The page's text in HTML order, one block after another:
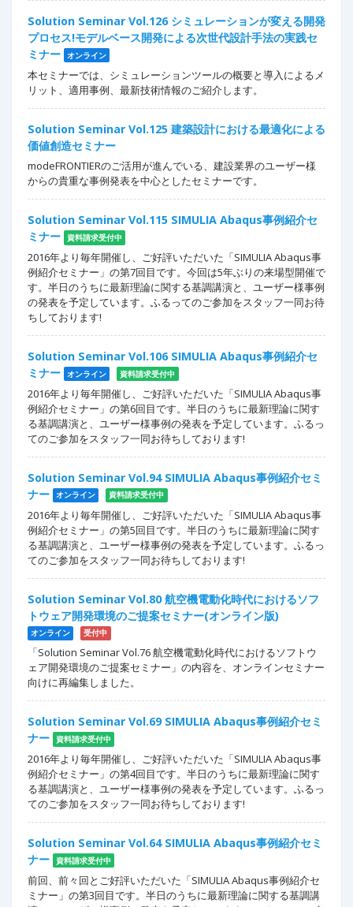
Solution Seminar Vol.126 シミュレーションが変える開発
プロセス!モデルベース開発による次世代設計手法の実践セ
ミナー
オンライン
本セミナーでは、シミュレーションツールの概要と導入によるメ
リット、適用事例、最新技術情報のご紹介します。
Solution Seminar Vol.125 建築設計における最適化による
価値創造セミナー
modeFRONTIERのご活用が進んでいる、建設業界のユーザー様
からの貴重な事例発表を中心としたセミナーです。
Solution Seminar Vol.115 SIMULIA Abaqus事例紹介セ
ミナー 資料請求受付中
2016年より毎年開催し、ご好評いただいた「SIMULIA Abaqus事
例紹介セミナー」の第7回目です。今回は5年ぶりの来場型開催で
す。半日のうちに最新理論に関する基調講演と、ユーザー様事例
の発表を予定しています。ふるってのご参加をスタッフ一同お待
ちしております!
Solution Seminar Vol.106 SIMULIA Abaqus事例紹介セ
ミナー
オンライン 資料請求受付中
2016年より毎年開催し、ご好評いただいた「SIMULIA Abaqus事
例紹介セミナー」の第6回目です。半日のうちに最新理論に関す
る基調講演と、ユーザー様事例の発表を予定しています。ふるっ
てのご参加をスタッフ一同お待ちしております!
Solution Seminar Vol.94 SIMULIA Abaqus事例紹介セミ
ナー オンライン 資料請求受付中
2016年より毎年開催し、ご好評いただいた「SIMULIA Abaqus事
例紹介セミナー」の第5回目です。半日のうちに最新理論に関す
る基調講演と、ユーザー様事例の発表を予定しています。ふるっ
てのご参加をスタッフ一同お待ちしております!
Solution Seminar Vol.80 航空機電動化時代におけるソフ
トウェア開発環境のご提案セミナー(オンライン版)
オンライン 受付中
「Solution Seminar Vol.76 航空機電動化時代におけるソフトウ
ェア開発環境のご提案セミナー」の内容を、オンラインセミナー
向けに再編集しました。
Solution Seminar Vol.69 SIMULIA Abaqus事例紹介セミ
ナー 資料請求受付中
2016年より毎年開催し、ご好評いただいた「SIMULIA Abaqus事
例紹介セミナー」の第4回目です。半日のうちに最新理論に関す
る基調講演と、ユーザー様事例の発表を予定しています。ふるっ
てのご参加をスタッフ一同お待ちしております!
Solution Seminar Vol.64 SIMULIA Abaqus事例紹介セミ
ナー 資料請求受付中
前回、前々回とご好評いただいた「SIMULIA Abaqus事例紹介セ
ミナー」の第3回目です。半日のうちに最新理論に関する基調講